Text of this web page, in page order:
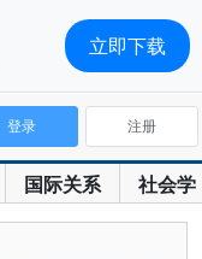
国际关系 社会学
登录 注册
立即下载